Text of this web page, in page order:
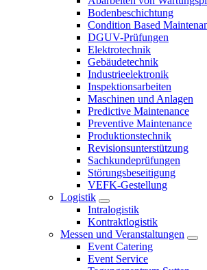
Bodenbeschichtung
Condition Based
DGUV-Prüfungen
Elektrotechnik
Gebäudetechnik
Industrieelektronik
Inspektionsarbeiten
Maschinen und Anlagen
Predictive Maintenance
Preventive Maintenance
Produktionstechnik
Revisionsunterstützung
Sachkundeprüfungen
Störungsbeseitigung
VEFK-Gestellung
Logistik
Intralogistik
Kontraktlogistik
Messen und Veranstaltungen
Event Catering
Event Service